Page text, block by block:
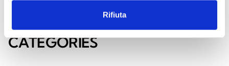
Rifiuta
DÉCOUVREZ LES AUTRES
CATÉGORIES